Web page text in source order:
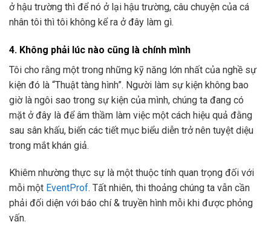
ở hậu trường thì để nó ở lại hậu trường, câu chuyện của cá
nhân tôi thì tôi không kể ra ở đây làm gì.
4. Không phải lúc nào cũng là chính mình
Tôi cho rằng một trong những kỹ năng lớn nhất của nghề sự
kiện đó là “Thuật tàng hình”. Người làm sự kiện không bao
giờ là ngôi sao trong sự kiện của mình, chúng ta đang có
mặt ở đây là để âm thầm làm việc một cách hiệu quả đằng
sau sân khấu, biến các tiết mục biểu diễn trở nên tuyệt diệu
trong mắt khán giả.
Khiêm nhường thực sự là một thuộc tính quan trọng đối với
mỗi một EventProf. Tất nhiên, thi thoảng chúng ta vẫn cần
phải đối diện với báo chí & truyền hình mỗi khi được phỏng
vấn.